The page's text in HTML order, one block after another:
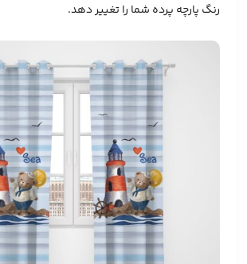
رنگ پارچه پرده شما را تغییر دهد.